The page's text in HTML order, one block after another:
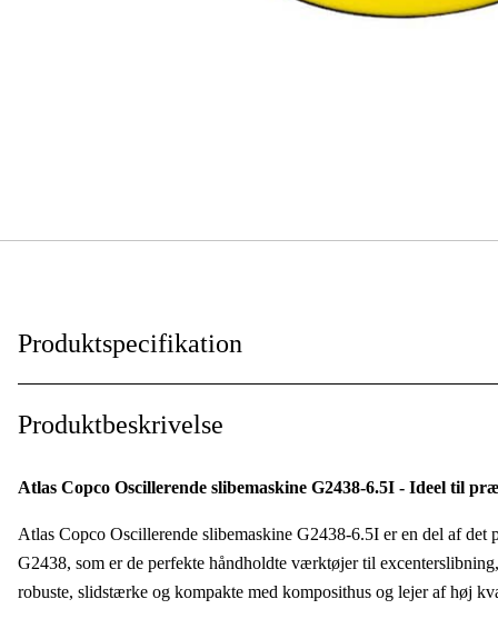
Produktspecifikation
Anvendelsesniveau
Produktbeskrivelse
Atlas Copco Oscillerende slibemaskine G2438-6.5I - Ideel til
Atlas Copco Oscillerende slibemaskine G2438-6.5I er en del af
G2438, som er de perfekte håndholdte værktøjer til
robuste, slidstærke og kompakte med komposithus og lejer af høj